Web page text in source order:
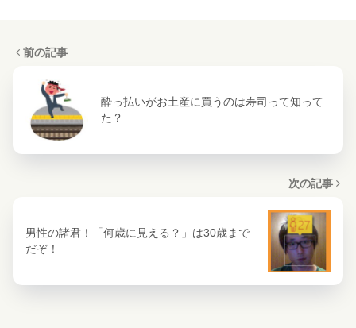
前の記事
酔っ払いがお土産に買うのは寿司って知って
た？
次の記事
男性の諸君！「何歳に見える？」は30歳まで
だぞ！